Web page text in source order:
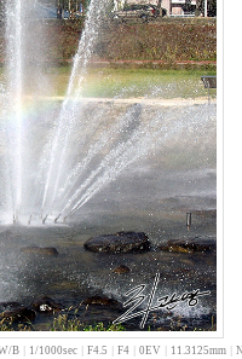
B| 1/1000sec| F4.5 F4| 0EV 11.3125mm|